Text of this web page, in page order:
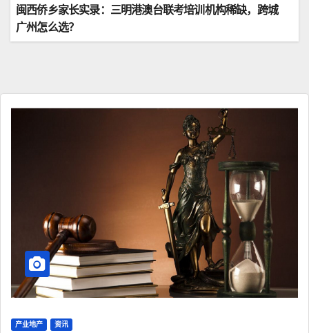
闽西侨乡家长实录：三明港澳台联考培训机构稀缺，跨城
广州怎么选？
产业地产 资讯